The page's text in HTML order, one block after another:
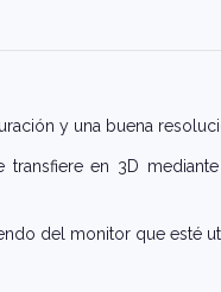
y una buena
en 3D
del monitor que esté